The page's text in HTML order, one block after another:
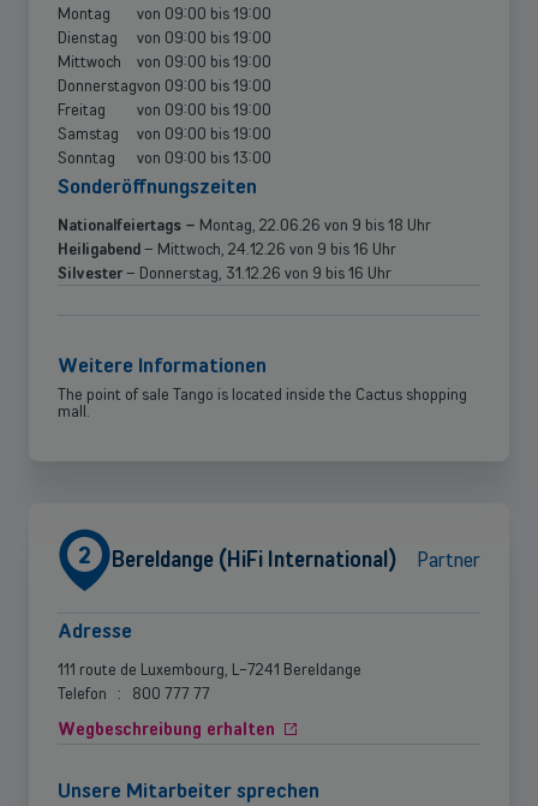
Montag
Dienstag
Mittwoch
Donnerstag
Freitag
Samstag
Sonntag
von 09:00 bis19:00
von 09:00 bis19:00
von 09:00 bis19:00
von 09:00 bis19:00
von 09:00 bis19:00
von 09:00 bis19:00
von 09:00 bis13:00
Sonderöffnungszeiten
Nationalfeiertags – Montag, 22.06.26 von 9 bis 18 Uhr
Heiligabend– Mittwoch, 24.12.26 von 9 bis 16 Uhr
Silvester– Donnerstag, 31.12.26 von 9 bis 16 Uhr
Weitere Informationen
The point of sale Tango is located inside the Cactus shopping
mall.
2 Bereldange (HiFi International) Partner
Adresse
111 route de Luxembourg, L-7241 Bereldange
Telefon : 800 777 77
Wegbeschreibung erhalten
Unsere Mitarbeiter sprechen